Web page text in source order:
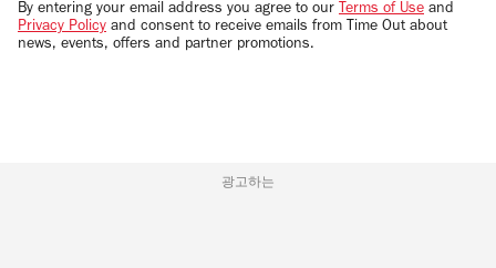
By entering your email address you agree to our Terms of Use and
Privacy Policy and consent to receive emails from Time Out about
news, events, offers and partner promotions.
광고하는